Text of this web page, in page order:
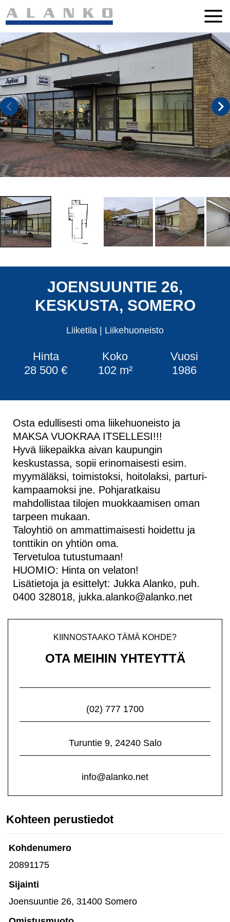
Siirry
suoraan
sisältöön
JOENSUUNTIE 26,
KESKUSTA, SOMERO
Liiketila Liikehuoneisto
Hinta
28 500 €
Koko
102 m²
Vuosi
1986
Osta edullisesti oma liikehuoneisto ja
MAKSA VUOKRAA ITSELLESI!!!
Hyvä liikepaikka aivan kaupungin
keskustassa, sopii erinomaisesti esim.
myymäläksi, toimistoksi, hoitolaksi, parturi-
kampaamoksi jne. Pohjaratkaisu
mahdollistaa tilojen muokkaamisen oman
tarpeen mukaan.
Taloyhtiö on ammattimaisesti hoidettu ja
tonttikin on yhtiön oma.
Tervetuloa tutustumaan!
HUOMIO: Hinta on velaton!
Lisätietoja ja esittelyt: Jukka Alanko, puh.
0400 328018, jukka.alanko@alanko.net
KIINNOSTAAKO TÄMÄ KOHDE?
OTA MEIHIN YHTEYTTÄ
(02) 777 1700
Turuntie 9, 24240 Salo
info@alanko.net
Kohteen perustiedot
Kohdenumero
20891175
Sijainti
Joensuuntie 26, 31400 Somero